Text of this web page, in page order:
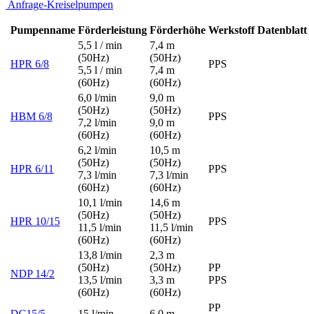
Anfrage-Kreiselpumpen
Pumpenname Förderleistung Förderhöhe Werkstoff Datenblatt
HPR 6/8
5,5 l / min
(50Hz)
5,5 l / min
(60Hz)
7,4 m
(50Hz)
7,4 m
(60Hz)
PPS
HBM 6/8
6,0 l/min
(50Hz)
7,2 l/min
(60Hz)
9,0 m
(50Hz)
9,0 m
(60Hz)
PPS
HPR 6/11
6,2 l/min
(50Hz)
7,3 l/min
(60Hz)
10,5 m
(50Hz)
7,3 l/min
(60Hz)
PPS
HPR 10/15
10,1 l/min
(50Hz)
11,5 l/min
(60Hz)
14,6 m
(50Hz)
11,5 l/min
(60Hz)
PPS
NDP 14/2
13,8 l/min
(50Hz)
13,5 l/min
(60Hz)
2,3 m
(50Hz)
3,3 m
(60Hz)
PP
PPS
PP